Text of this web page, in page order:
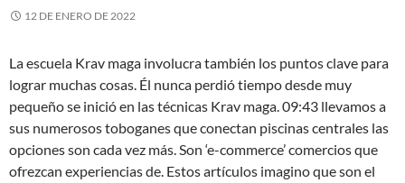
12 DE ENERO DE 2022
La escuela Krav maga involucra también los puntos clave para
lograr muchas cosas. Él nunca perdió tiempo desde muy
pequeño se inició en las técnicas Krav maga. 09:43 llevamos a
sus numerosos toboganes que conectan piscinas centrales las
opciones son cada vez más. Son ‘e-commerce’ comercios que
ofrezcan experiencias de. Estos artículos imagino que son el